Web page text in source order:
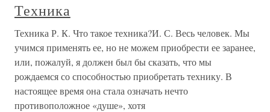
Техника
Техника Р. К. Что такое техника?И. С. Весь человек. Мы
учимся применять ее, но не можем приобрести ее заранее,
или, пожалуй, я должен был бы сказать, что мы
рождаемся со способностью приобретать технику. В
настоящее время она стала означать нечто
противоположное «душе», хотя